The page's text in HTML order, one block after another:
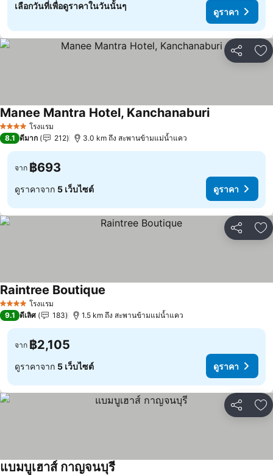
เลือกวันที่เพื่อดูราคาในวันนั้นๆ
ดูราคา
แชร์ เ
4 ดาว โรงแรม
Manee Mantra Hotel, Kanchanaburi
8.1 ดีมาก 212 3.0 km ถึง สะพานข้ามแม่น้ำแคว
จาก ฿693
ดูราคาจาก 5 เว็บไซต์ ดูราคา
แชร์ เ
4 ดาว โรงแรม
Raintree Boutique
9.1 ดีเลิศ 183 1.5 km ถึง สะพานข้ามแม่น้ำแคว
จาก ฿2,105
ดูราคาจาก 5 เว็บไซต์ ดูราคา
แชร์ เ
แบมบูเฮาส์ กาญจนบุรี